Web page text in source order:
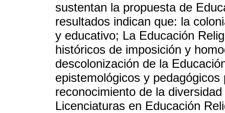
sustentan la propuesta de
resultados indican que: la
y educativo; La Educación
históricos de imposición y
descolonización de la
epistemológicos y
reconocimiento de la
Licenciaturas en Educación